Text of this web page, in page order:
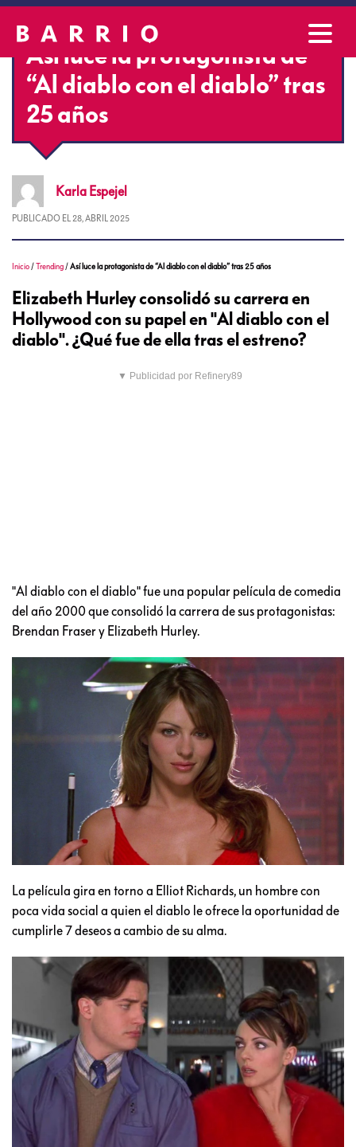
Así luce la protagonista de
“Al diablo con el diablo” tras
25 años
Karla Espejel
PUBLICADO EL 28, ABRIL 2025
Inicio /Trending /Así luce la protagonista de “Al diablo con el diablo” tras 25 años
Elizabeth Hurley consolidó su carrera en
Hollywood con su papel en "Al diablo con el
diablo". ¿Qué fue de ella tras el estreno?
▼ Publicidad por Refinery89
"Al diablo con el diablo" fue una popular película de comedia
del año 2000 que consolidó la carrera de sus protagonistas:
Brendan Fraser y Elizabeth Hurley.
La película gira en torno a Elliot Richards, un hombre con
poca vida social a quien el diablo le ofrece la oportunidad de
cumplirle 7 deseos a cambio de su alma.